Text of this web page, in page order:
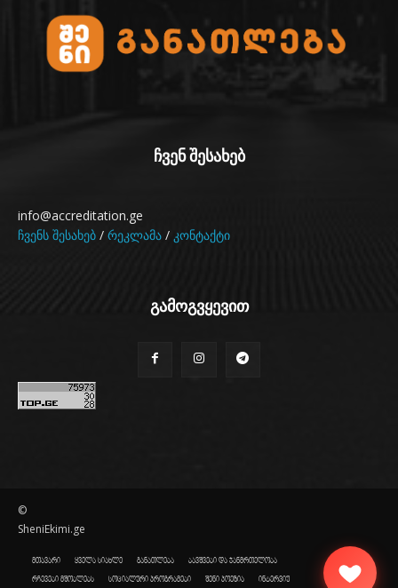
ჩვენ შესახებ
info@accreditation.ge
ჩვენს შესახებ / რეკლამა / კონტაქტი
გამოგვყევით
©
SheniEkimi.ge
მთავარი ყველა სიახლე განათლება ბავშვები და ჯანმრთელობა
რჩევები მშობლებს სოციალური პროგრამები შენი პოეზია ინტერვიუ